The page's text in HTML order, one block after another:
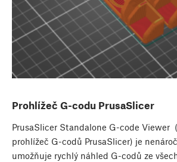
Prohlížeč G-codu PrusaSlicer
PrusaSlicer Standalone G-code Viewer
prohlížeč G-codů PrusaSlicer) je
umožňuje rychlý náhled G-codů ze